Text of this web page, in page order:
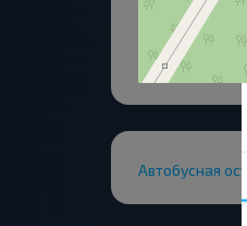
Автобусная